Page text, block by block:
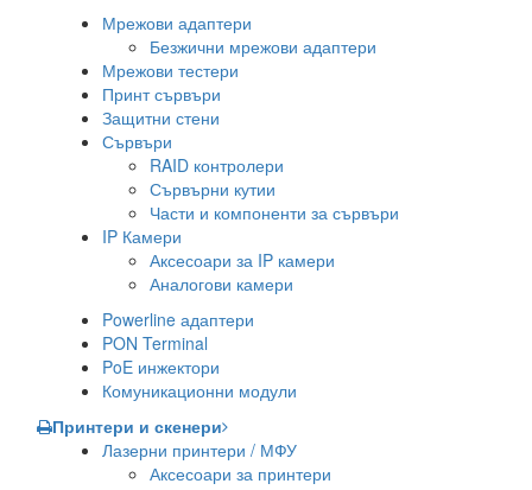
Мрежови адаптери
Безжични мрежови адаптери
Мрежови тестери
Принт сървъри
Защитни стени
Сървъри
RAID контролери
Сървърни кутии
Части и компоненти за сървъри
IP Камери
Аксесоари за IP камери
Аналогови камери
Powerline адаптери
PON Terminal
PoE инжектори
Комуникационни модули
Принтери и скенери
Лазерни принтери / МФУ
Аксесоари за принтери